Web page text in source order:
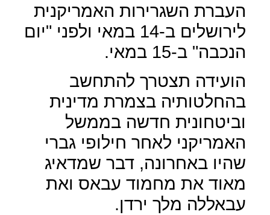
העברת השגרירות האמריקנית
לירושלים ב-14 במאי ולפני "יום
הנכבה" ב-15 במאי.
הועידה תצטרך להתחשב
בהחלטותיה בצמרת מדינית
וביטחונית חדשה בממשל
האמריקני לאחר חילופי גברי
שהיו באחרונה, דבר שמדאיג
מאוד את מחמוד עבאס ואת
עבאללה מלך ירדן.